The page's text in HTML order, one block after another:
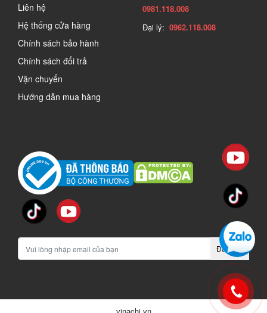
Liên hệ
Hệ thống cửa hàng
Chính sách bảo hành
Chính sách đổi trả
Vận chuyển
Hướng dẫn mua hàng
0981.118.008
Đại lý: 0962.118.008
Đăng ký
vinachi.vn